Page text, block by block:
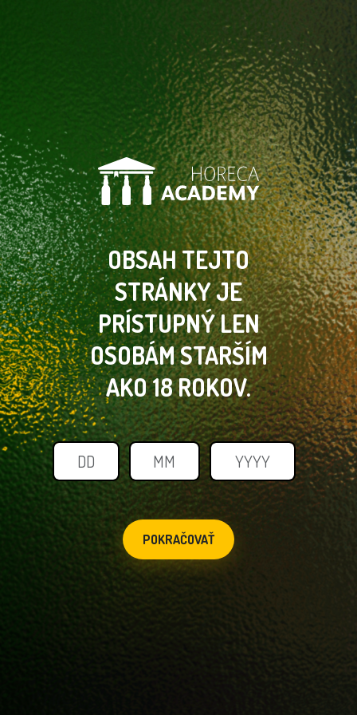
OBSAH TEJTO
STRÁNKYJE
PRÍSTUPNÝ LEN
OSOBÁMSTARŠÍM
AKO 18 ROKOV.
POKRAČOVAŤ